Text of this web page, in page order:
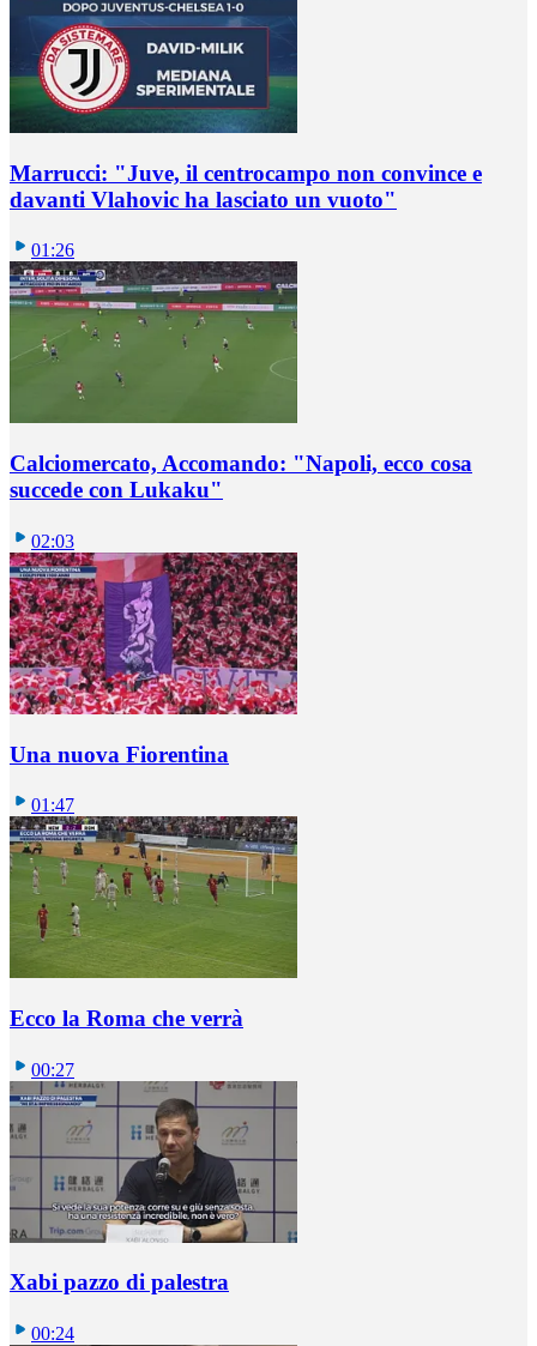
Marrucci: "Juve, il centrocampo non convince e
davanti Vlahovic ha lasciato un vuoto"
01:26
Calciomercato, Accomando: "Napoli, ecco cosa
succede con Lukaku"
02:03
Una nuova Fiorentina
01:47
Ecco la Roma che verrà
00:27
Xabi pazzo di palestra
00:24